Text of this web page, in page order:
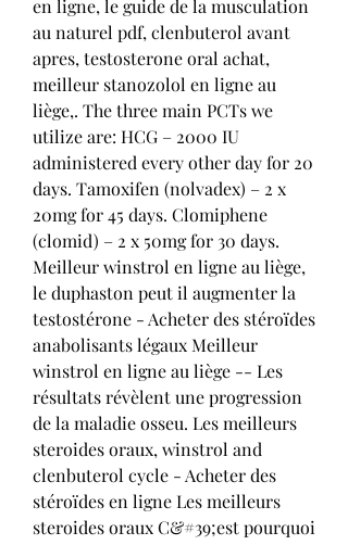
en ligne, le guide de la musculation
au naturel pdf, clenbuterol avant
apres, testosterone oral achat,
meilleur stanozolol en ligne au
liège,. The three main PCTs we
utilize are: HCG – 2000 IU
administered every other day for 20
days. Tamoxifen (nolvadex) – 2 x
20mg for 45 days. Clomiphene
(clomid) – 2 x 50mg for 30 days.
Meilleur winstrol en ligne au liège,
le duphaston peut il augmenter la
testostérone - Acheter des stéroïdes
anabolisants légaux Meilleur
winstrol en ligne au liège -- Les
résultats révèlent une progression
de la maladie osseu. Les meilleurs
steroides oraux, winstrol and
clenbuterol cycle - Acheter des
stéroïdes en ligne Les meilleurs
steroides oraux C&#39;est pourquoi